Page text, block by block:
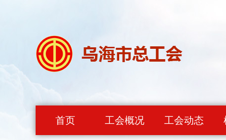
首页 工会概况 工会动态